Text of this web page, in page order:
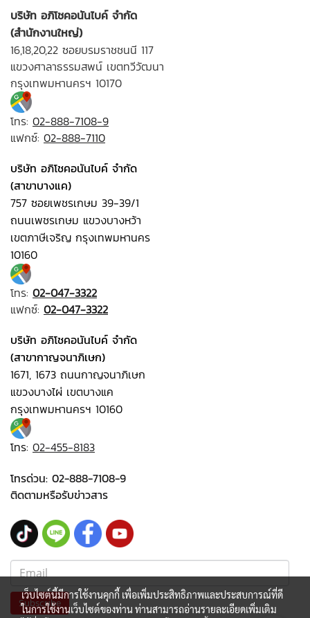
บริษัท อภิโชคอนันไบค์ จำกัด
(สำนักงานใหญ่)
16,18,20,22 ซอยบรมราชชนนี 117
แขวงศาลาธรรมสพน์ เขตทวีวัฒนา
กรุงเทพมหานครฯ 10170
โทร: 02-888-7108-9
แฟกซ์: 02-888-7110
บริษัท อภิโชคอนันไบค์ จำกัด
(สาขาบางแค)
757 ซอยเพชรเกษม 39-39/1
ถนนเพชรเกษม แขวงบางหว้า
เขตภาษีเจริญ กรุงเทพมหานคร
10160
โทร: 02-047-3322
แฟกซ์: 02-047-3322
บริษัท อภิโชคอนันไบค์ จำกัด
(สาขากาญจนาภิเษก)
1671, 1673 ถนนกาญจนาภิเษก
แขวงบางไผ่ เขตบางแค
กรุงเทพมหานครฯ 10160
โทร: 02-455-8183
โทรด่วน: 02-888-7108-9
ติดตามหรือรับข่าวสาร
Subscribe
เว็บไซต์นี้มีการใช้งานคุกกี้ เพื่อเพิ่มประสิทธิภาพและประสบการณ์ที่ดี
ในการใช้งานเว็บไซต์ของท่าน ท่านสามารถอ่านรายละเอียดเพิ่มเติม